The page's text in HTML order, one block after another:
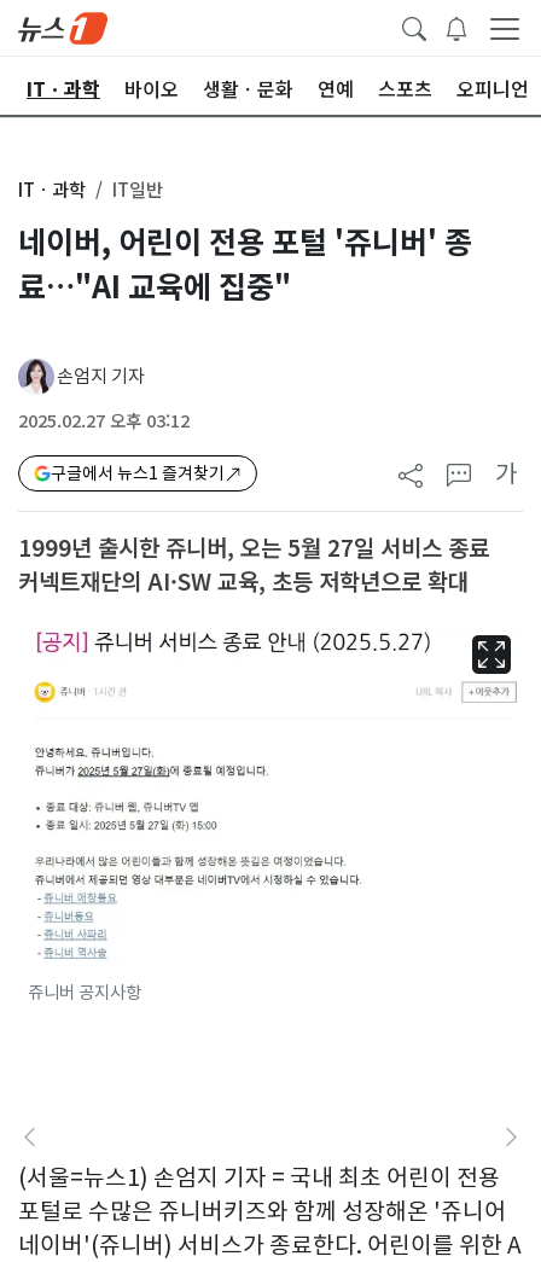
ITㆍ과학 바이오 생활ㆍ문화 연예 스포츠 오피니언
ITㆍ과학 IT일반
네이버, 어린이 전용 포털 '쥬니버' 종
료…"AI 교육에 집중"
손엄지 기자
2025.02.27 오후 03:12
구글에서 뉴스1 즐겨찾기 가
1999년 출시한 쥬니버, 오는 5월 27일 서비스 종료
커넥트재단의 AI·SW 교육, 초등 저학년으로 확대
쥬니버 공지사항
(서울=뉴스1) 손엄지 기자 = 국내 최초 어린이 전용
포털로 수많은 쥬니버키즈와 함께 성장해온 '쥬니어
네이버'(쥬니버) 서비스가 종료한다. 어린이를 위한 A